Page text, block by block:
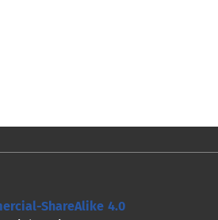
ShareAlike 4.0